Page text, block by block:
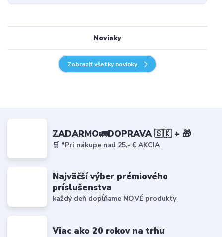
Novinky
Zobraziť všetky novinky
ZADARMO🚛DOPRAVA 🇸🇰 + 🎁
🛒 *Pri nákupe nad 25,- € AKCIA
Najväčší výber prémiového
príslušenstva
každý deň dopĺňame NOVÉ produkty
Viac ako 20 rokov na trhu